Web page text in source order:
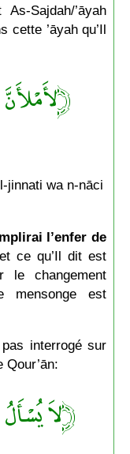
Sajdah/’āyah
cette ’āyah qu’Il
jinnati wa n-nāci
l’enfer de
ce qu’Il dit est
le changement
mensonge est
interrogé sur
Qour’ān:
﴿لاَ